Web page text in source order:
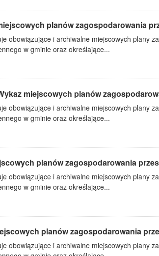
planów zagospodarowania
obowiązujące i archiwalne miejscowych plany
w gminie oraz określające...
miejscowych planów
obowiązujące i archiwalne miejscowych plany
w gminie oraz określające...
planów zagospodarowania
obowiązujące i archiwalne miejscowych plany
w gminie oraz określające...
planów zagospodarowania
obowiązujące i archiwalne miejscowych plany